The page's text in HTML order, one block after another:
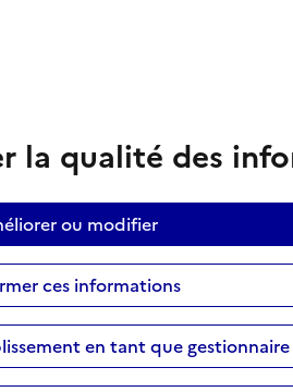
la qualité des
ou modifier
ces informations
en tant que gestionnaire